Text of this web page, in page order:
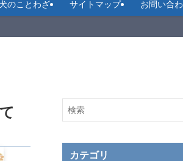
のことわざ サイトマップ お問い合
カテゴリ